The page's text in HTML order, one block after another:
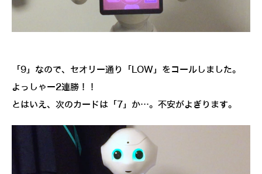
「9」なので、セオリー通り「LOW」をコールしました。
よっしゃー2連勝！！
とはいえ、次のカードは「7」か…。不安がよぎります。